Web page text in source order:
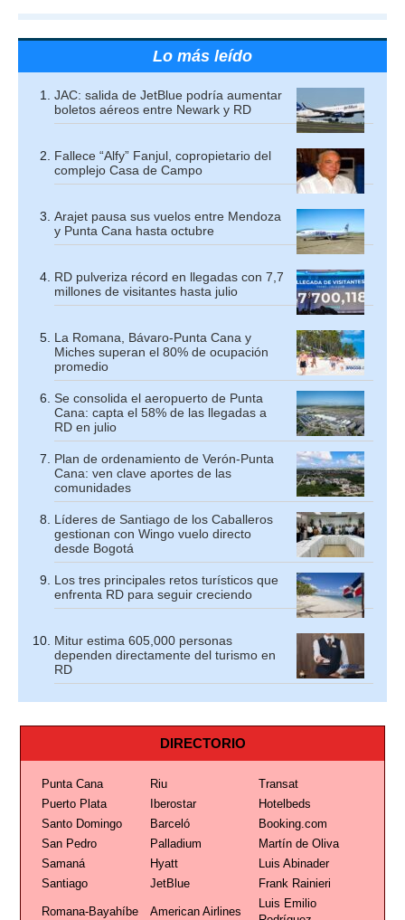
Lo más leído
JAC: salida de JetBlue podría aumentar
boletos aéreos entre Newark y RD
Fallece “Alfy” Fanjul, copropietario del
complejo Casa de Campo
Arajet pausa sus vuelos entre Mendoza
y Punta Cana hasta octubre
RD pulveriza récord en llegadas con 7,7
millones de visitantes hasta julio
La Romana, Bávaro-Punta Cana y
Miches superan el 80% de ocupación
promedio
Se consolida el aeropuerto de Punta
Cana: capta el 58% de las llegadas a
RD en julio
Plan de ordenamiento de Verón-Punta
Cana: ven clave aportes de las
comunidades
Líderes de Santiago de los Caballeros
gestionan con Wingo vuelo directo
desde Bogotá
Los tres principales retos turísticos que
enfrenta RD para seguir creciendo
Mitur estima 605,000 personas
dependen directamente del turismo en
RD
DIRECTORIO
Punta Cana Riu
Transat
Puerto Plata
Iberostar
Hotelbeds
Santo Domingo
Barceló
Booking.com
San Pedro
Palladium
Martín de Oliva
Samaná
Hyatt
Luis Abinader
Santiago
JetBlue Frank Rainieri
Romana-Bayahíbe American Airlines
Luis Emilio